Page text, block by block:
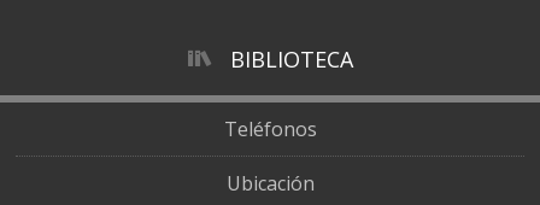
BIBLIOTECA
Teléfonos
Ubicación